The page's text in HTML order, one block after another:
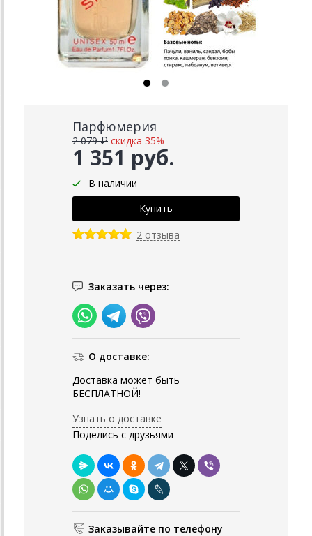
Парфюмерия
1 351 руб.
2 079 ₽ скидка 35%
В наличии
2 отзыва
Заказать через:
О доставке:
Доставка может быть
БЕСПЛАТНОЙ!
Узнать о доставке
Поделись с друзьями
Заказывайте по телефону